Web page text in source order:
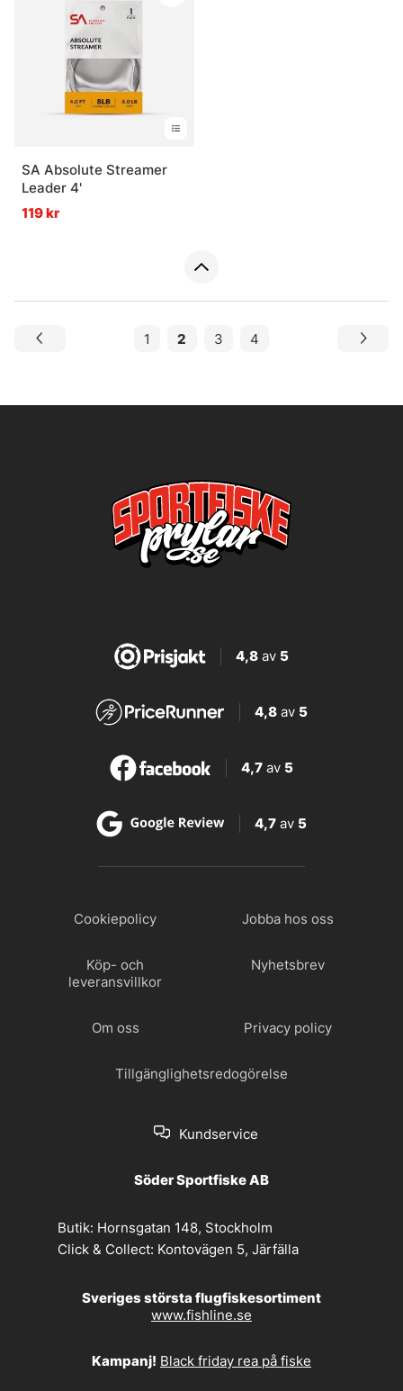
SA Absolute Streamer
Leader 4'
119 kr
1 2 3 4
4,8av 5
4,8 av 5
4,7 av 5
4,7 av 5
Cookiepolicy Jobba hos oss
Köp- och
leveransvillkor
Nyhetsbrev
Om oss Privacy policy
Tillgänglighetsredogörelse
Kundservice
Söder Sportfiske AB
Butik: Hornsgatan 148, Stockholm
Click & Collect: Kontovägen 5, Järfälla
Sveriges största flugfiskesortiment
www.fishline.se
Kampanj! Black friday rea på fiske